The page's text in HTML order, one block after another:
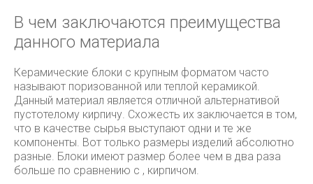
В чем заключаются преимущества
данного материала
Керамические блоки с крупным форматом часто
называют поризованной или теплой керамикой.
Данный материал является отличной альтернативой
пустотелому кирпичу. Схожесть их заключается в том,
что в качестве сырья выступают одни и те же
компоненты. Вот только размеры изделий абсолютно
разные. Блоки имеют размер более чем в два раза
больше по сравнению с , кирпичом.